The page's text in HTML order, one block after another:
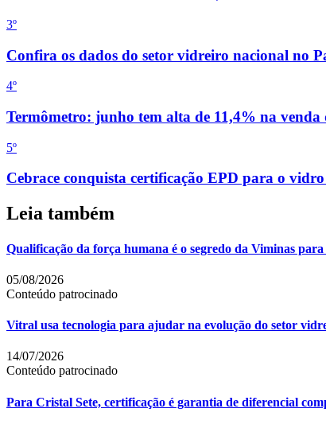
3º
Confira os dados do setor vidreiro nacional no
4º
Termômetro: junho tem alta de 11,4% na venda
5º
Cebrace conquista certificação EPD para o
Leia também
Qualificação da força humana é o segredo da Viminas para
05/08/2026
Conteúdo patrocinado
Vitral usa tecnologia para ajudar na evolução do setor
14/07/2026
Conteúdo patrocinado
Para Cristal Sete, certificação é garantia de diferencial